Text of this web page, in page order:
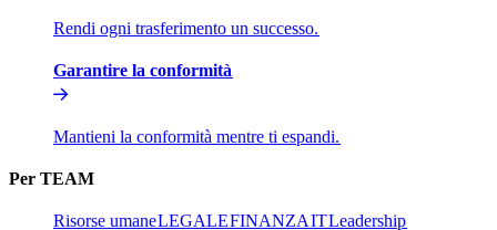
Rendi ogni trasferimento un successo.​​
Garantire la conformità​​
Mantieni la conformità mentre ti espandi.​​
Per TEAM​​
Risorse umane​​LEGALE​​FINANZA​​IT​​Leadership​​